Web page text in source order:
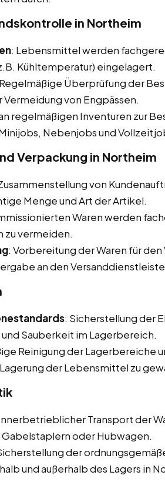
in Northeim
: Lebensmittel werden
Kühltemperatur) eingelagert.
Überprüfung der
von Engpässen.
regelmäßigen Inventuren zur
Nebenjobs und
Verpackung in Northeim
von
Menge und Art der Artikel.
Waren werden
zu vermeiden.
: Vorbereitung der Waren für den
an den
: Sicherstellung der
Sauberkeit im Lagerbereich.
Reinigung der Lagerbereiche
der Lebensmittel zu
Transport der
oder Hubwagen.
der
und außerhalb des Lagers in